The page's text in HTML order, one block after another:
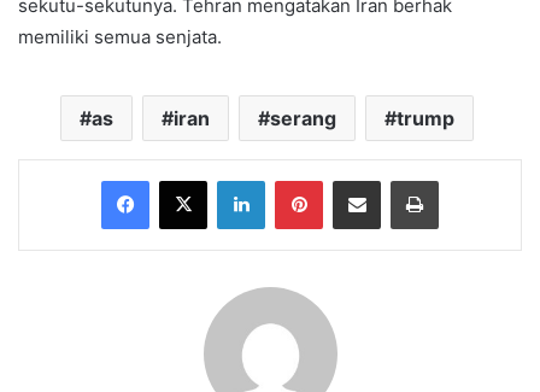
sekutu-sekutunya. Tehran mengatakan Iran berhak
memiliki semua senjata.
as iran serang trump
Facebook
X LinkedInPinterestShare via Email Print